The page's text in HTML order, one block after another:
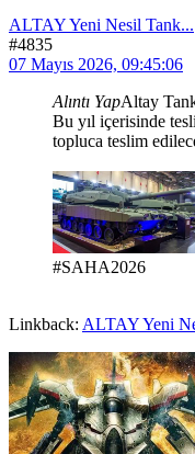
ALTAY Yeni Nesil Tank...
#4835
07 Mayıs 2026, 09:45:06
Alıntı YapAltay
Bu yıl içerisinde
topluca teslim
#SAHA2026
Linkback: ALTAY Yeni